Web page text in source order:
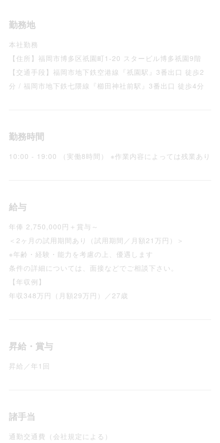
勤務地
本社勤務
【住所】福岡市博多区祇園町1-20 スタービル博多祇園9階
【交通手段】福岡市地下鉄空港線『祇園駅』3番出口 徒歩2
分 / 福岡市地下鉄七隈線『櫛田神社前駅』3番出口 徒歩4分
勤務時間
10:00 - 19:00 （実働8時間） ※作業内容によっては残業あり
給与
年俸 2,750,000円＋賞与～
＜2ヶ月の試用期間あり（試用期間／月額21万円）＞
※年齢・経験・能力を考慮の上、優遇します
条件の詳細については、面接などでご相談下さい。
【年収例】
年収348万円（月額29万円）／27歳
昇給・賞与
昇給／年1回
諸手当
通勤交通費（会社規定による）